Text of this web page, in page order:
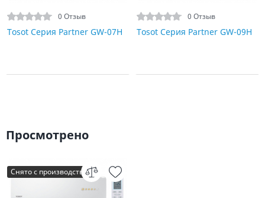
0 Отзыв
Tosot Серия Partner GW-07H
0 Отзыв
Tosot Серия Partner GW-09H
Просмотрено
Снято с производства